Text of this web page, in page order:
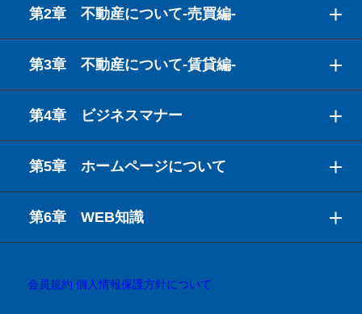
第2章 不動産について-売買編-
第3章 不動産について-賃貸編-
第4章 ビジネスマナー
第5章 ホームページについて
第6章 WEB知識
会員規約 個人情報保護方針について